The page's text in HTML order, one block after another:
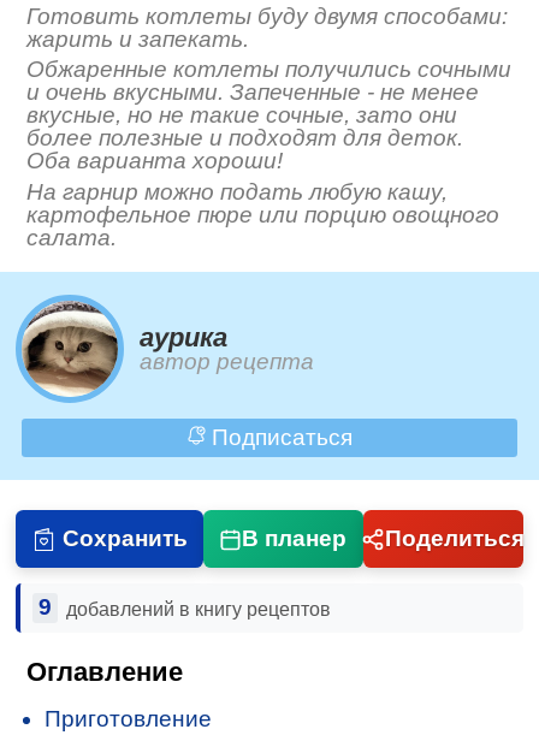
Готовить котлеты буду двумя способами:
жарить и запекать.
Обжаренные котлеты получились сочными
и очень вкусными. Запеченные - не менее
вкусные, но не такие сочные, зато они
более полезные и подходят для деток.
Оба варианта хороши!
На гарнир можно подать любую кашу,
картофельное пюре или порцию овощного
салата.
aурика
автор рецепта
Подписаться
Сохранить В планер Поделиться
9 добавлений в книгу рецептов
Оглавление
Приготовление